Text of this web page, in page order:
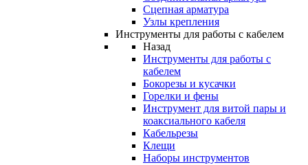
Сцепная арматура
Узлы крепления
Инструменты для работы с кабелем
Назад
Инструменты для работы с
кабелем
Бокорезы и кусачки
Горелки и фены
Инструмент для витой пары и
коаксиального кабеля
Кабельрезы
Клещи
Наборы инструментов